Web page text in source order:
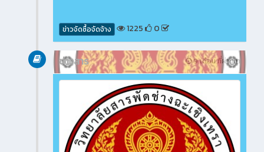
ข่าวจัดซื้อจัดจ้าง 1225 0
9 เดือน ที่ผ่านมา
ข่าวสาร